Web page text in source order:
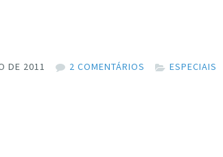
DE 2011 2 COMENTÁRIOS ESPECIAIS